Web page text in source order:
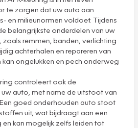
te zorgen dat uw auto aan
en milieunormen voldoet. Tijdens
belangrijkste onderdelen van uw
remmen, banden, verlichting
achterhalen en repareren van
ongelukken en pech onderweg
controleert ook de
auto, met name de uitstoot van
goed onderhouden auto stoot
uit, wat bijdraagt aan een
kan mogelijk zelfs leiden tot